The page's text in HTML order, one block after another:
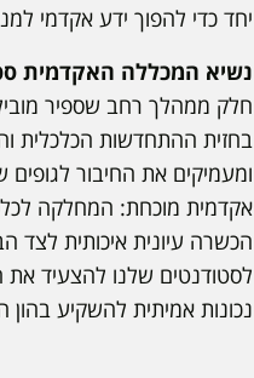
יחד כדי להפוך ידע אקדמי
נשיא המכללה האקדמית
חלק ממהלך רחב שספיר
בחזית ההתחדשות הכלכלית
ומעמיקים את החיבור
אקדמית מוכחת: המחלקה
הכשרה עיונית איכותית
לסטודנטים שלנו להצעיד
נכונות אמיתית להשקיע